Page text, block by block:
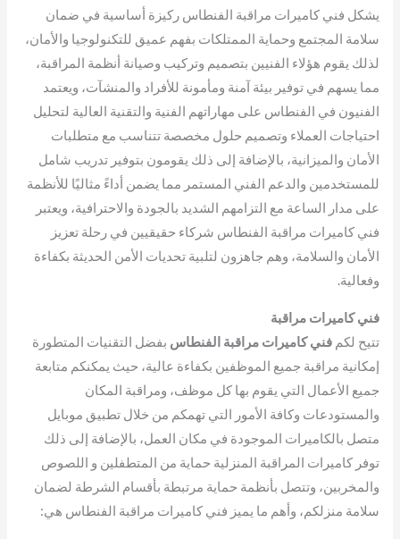
يشكل فني كاميرات مراقبة الفنطاس ركيزة أساسية في ضمان
سلامة المجتمع وحماية الممتلكات بفهم عميق للتكنولوجيا والأمان،
لذلك يقوم هؤلاء الفنيين بتصميم وتركيب وصيانة أنظمة المراقبة،
مما يسهم في توفير بيئة آمنة ومأمونة للأفراد والمنشآت، ويعتمد
الفنيون في الفنطاس على مهاراتهم الفنية والتقنية العالية لتحليل
احتياجات العملاء وتصميم حلول مخصصة تتناسب مع متطلبات
الأمان والميزانية، بالإضافة إلى ذلك يقومون بتوفير تدريب شامل
للمستخدمين والدعم الفني المستمر مما يضمن أداءً مثاليًا للأنظمة
على مدار الساعة مع التزامهم الشديد بالجودة والاحترافية، ويعتبر
فني كاميرات مراقبة الفنطاس شركاء حقيقيين في رحلة تعزيز
الأمان والسلامة، وهم جاهزون لتلبية تحديات الأمن الحديثة بكفاءة
وفعالية.
فني كاميرات مراقبة
تتيح لكمفني كاميرات مراقبة الفنطاس بفضل التقنيات المتطورة
إمكانية مراقبة جميع الموظفين بكفاءة عالية، حيث يمكنكم متابعة
جميع الأعمال التي يقوم بها كل موظف، ومراقبة المكان
والمستودعات وكافة الأمور التي تهمكم من خلال تطبيق موبايل
متصل بالكاميرات الموجودة في مكان العمل، بالإضافة إلى ذلك
توفر كاميرات المراقبة المنزلية حماية من المتطفلين و اللصوص
والمخربين، وتتصل بأنظمة حماية مرتبطة بأقسام الشرطة لضمان
سلامة منزلكم، وأهم ما يميز فني كاميرات مراقبة الفنطاس هي: